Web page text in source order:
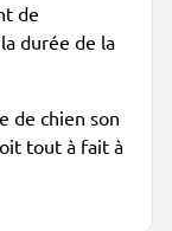
de
durée de la
de chien son
tout à fait à